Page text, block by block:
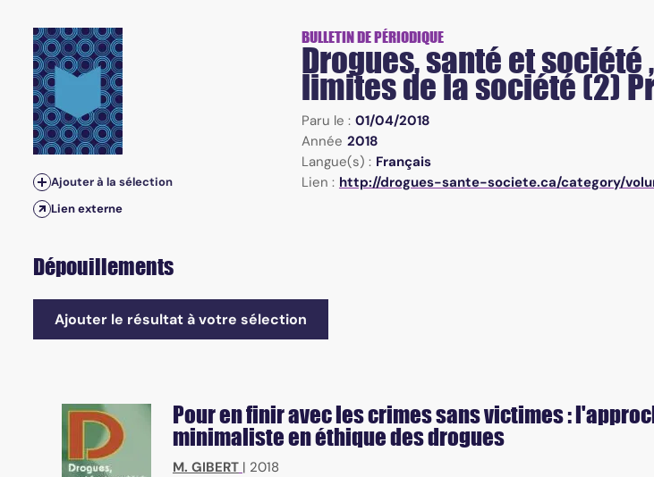
Vol.17, n°1 - Avril 2018 - La drogue : aux limites de la société (2) Pratiques
Ajouter à la sélection
Lien externe
BULLETIN DE PÉRIODIQUE
Drogues, santé et société
limites de la société (2)
Paru le : 01/04/2018
Année 2018
Langue(s) : Français
Lien : http://drogues-sante-societe.ca/category/
Dépouillements
Ajouter le résultat à votre sélection
Pour en finir avec les crimes sans victimes :
minimaliste en éthique des drogues
M. GIBERT | 2018